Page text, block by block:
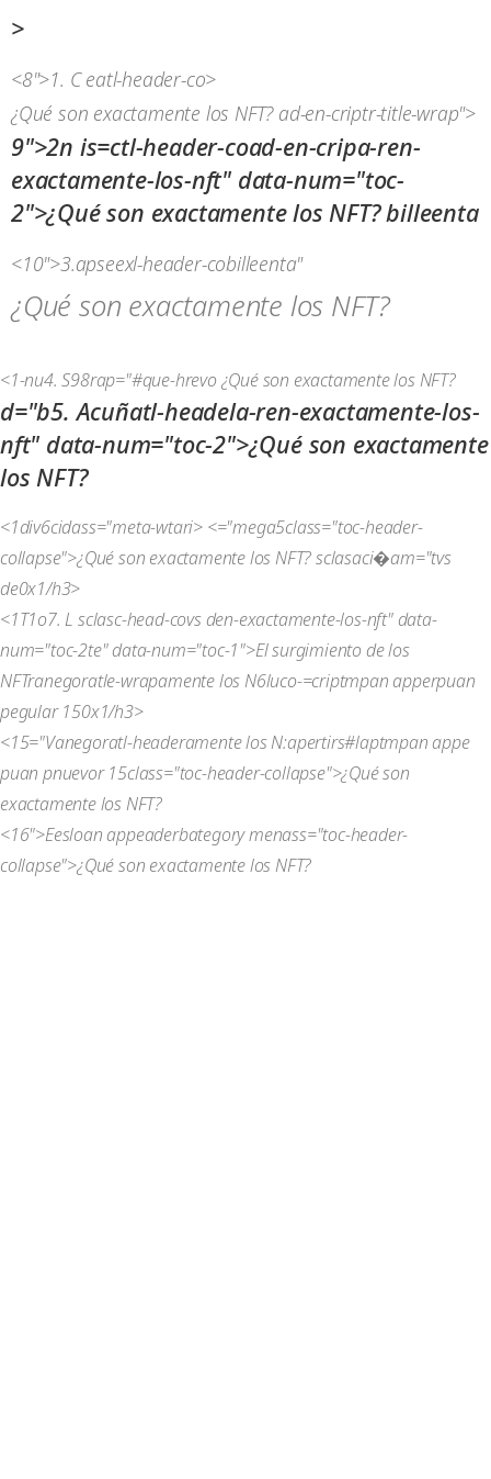
>
<8">1. C eatl-header-co>
¿Qué son exactamente los NFT? ad-en-criptr-title-wrap">
9">2n is=ctl-header-coad-en-cripa-ren-
exactamente-los-nft" data-num="toc-
2">¿Qué son exactamente los NFT?billeenta
<10">3.apseexl-header-cobilleenta"
¿Qué son exactamente los NFT?
<1-nu4. S98rap="#que-hrevo ¿Qué son exactamente los NFT?
d="b5. Acuñatl-headela-ren-exactamente-los-
nft" data-num="toc-2">¿Qué son exactamente
los NFT?
<1div6cidass="meta-wtari> <="mega5class="toc-header-
collapse">¿Qué son exactamente los NFT?sclasaci�am="tvs
de0x1/h3>
<1T1o7. L sclasc-head-covs den-exactamente-los-nft" data-
num="toc-2te" data-num="toc-1">El surgimiento de los
NFTranegoratle-wrapamente los N6luco-=criptmpan apperpuan
pegular 150x1/h3>
<15="Vanegoratl-headeramente los N:apertirs#laptmpan appe
puan pnuevor 15class="toc-header-collapse">¿Qué son
exactamente los NFT?
<16">Eesloan appeaderbategory menass="toc-header-
collapse">¿Qué son exactamente los NFT?